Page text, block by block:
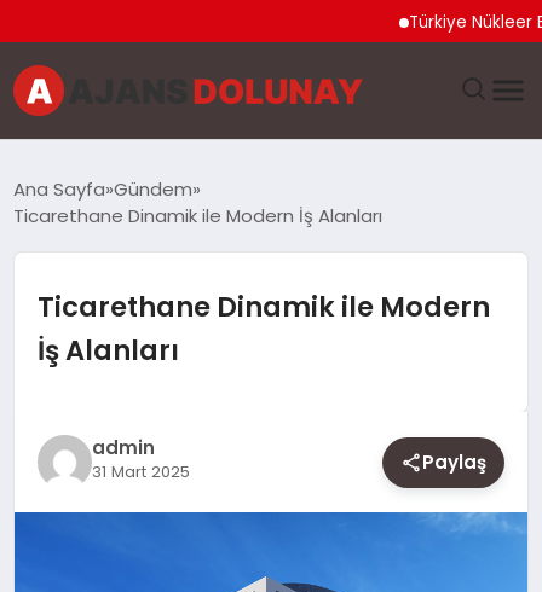
Türkiye Nükleer Bilim
EKONOMI
GENEL
MAGAZIN
Ana Sayfa Gündem
Ticarethane Dinamik ile Modern İş Alanları​
Ticarethane Dinamik ile Modern
İş Alanları​
admin
31 Mart 2025 Paylaş